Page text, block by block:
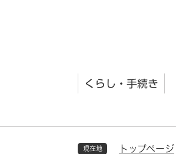
くらし・手続き
現在地 トップページ